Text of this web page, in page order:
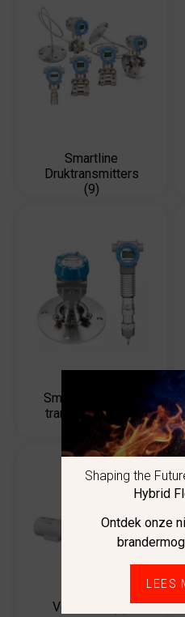
Smartline
Druktransmitters
(9)
Smartline Niveau
transmitters
(2)
Versatilis
Shaping the
Hybrid
Ontdek onze
LEES